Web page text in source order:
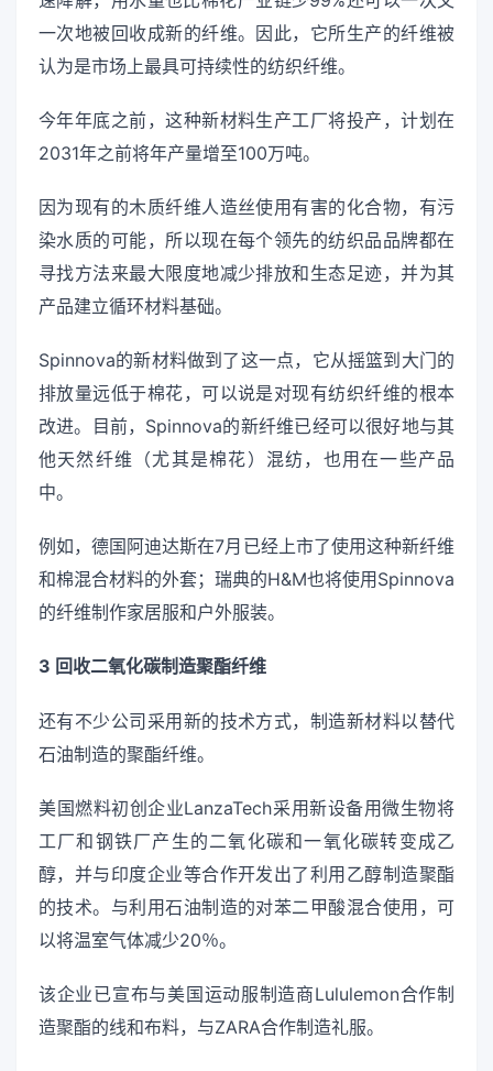
一次地被回收成新的纤维。因此，它所生产的纤维被
认为是市场上最具可持续性的纺织纤维。
今年年底之前，这种新材料生产工厂将投产，计划在
2031年之前将年产量增至100万吨。
因为现有的木质纤维人造丝使用有害的化合物，有污
染水质的可能，所以现在每个领先的纺织品品牌都在
寻找方法来最大限度地减少排放和生态足迹，并为其
产品建立循环材料基础。
Spinnova的新材料做到了这一点，它从摇篮到大门的
排放量远低于棉花，可以说是对现有纺织纤维的根本
改进。目前，Spinnova的新纤维已经可以很好地与其
他天然纤维（尤其是棉花）混纺，也用在一些产品
中。
例如，德国阿迪达斯在7月已经上市了使用这种新纤维
和棉混合材料的外套；瑞典的H&M也将使用Spinnova
的纤维制作家居服和户外服装。
3 回收二氧化碳制造聚酯纤维
还有不少公司采用新的技术方式，制造新材料以替代
石油制造的聚酯纤维。
美国燃料初创企业LanzaTech采用新设备用微生物将
工厂和钢铁厂产生的二氧化碳和一氧化碳转变成乙
醇，并与印度企业等合作开发出了利用乙醇制造聚酯
的技术。与利用石油制造的对苯二甲酸混合使用，可
以将温室气体减少20％。
该企业已宣布与美国运动服制造商Lululemon合作制
造聚酯的线和布料，与ZARA合作制造礼服。